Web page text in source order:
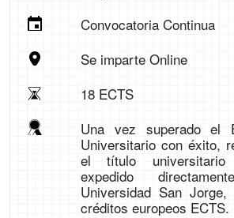
Convocatoria Continua
Se imparte Online
18 ECTS
Una vez superado el
Universitario con éxito,
el título universitario
expedido
Universidad San
créditos europeos ECTS.